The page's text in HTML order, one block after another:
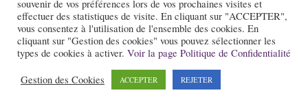
11
AOÛ
Ciné-Jazz: Film documentaire
"Soundtrack to a coup d'état"
Buis-les-Baronnies
souvenir de vos préférences lors de vos prochaines visites et
effectuer des statistiques de visite. En cliquant sur "ACCEPTER",
vous consentez à l'utilisation de l'ensemble des cookies. En
cliquant sur "Gestion des cookies" vous pouvez sélectionner les
types de cookies à activer. Voir la page Politique de Confidentialité
Gestion des Cookies ACCEPTER REJETER